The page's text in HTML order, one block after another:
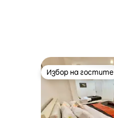
Избор на гостите
Избор на гостите